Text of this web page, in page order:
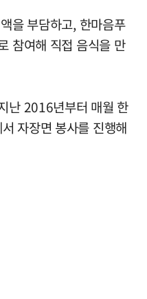
을 부담하고, 한마음푸
참여해 직접 음식을 만
난 2016년부터 매월 한
자장면 봉사를 진행해